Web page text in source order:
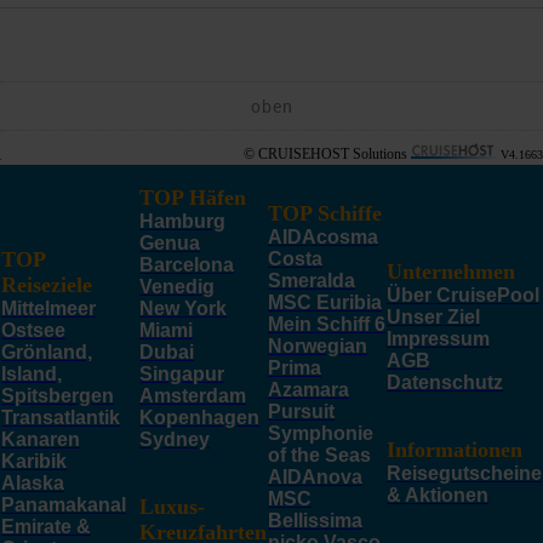
oben
© CRUISEHOST Solutions V4.1663
TOP
Reiseziele
Mittelmeer
Ostsee
Grönland,
Island,
Spitsbergen
Transatlantik
Kanaren
Karibik
Alaska
Panamakanal
Emirate &
TOP Häfen
Hamburg
Genua
Barcelona
Venedig
New York
Miami
Dubai
Singapur
Amsterdam
Kopenhagen
Sydney
Luxus-
Kreuzfahrten
TOP Schiffe
AIDAcosma
Costa
Smeralda
MSC Euribia
Mein Schiff 6
Norwegian
Prima
Azamara
Pursuit
Symphonie
of the Seas
AIDAnova
MSC
Bellissima
Unternehmen
Über CruisePool
Unser Ziel
Impressum
AGB
Datenschutz
Informationen
Reisegutscheine
& Aktionen